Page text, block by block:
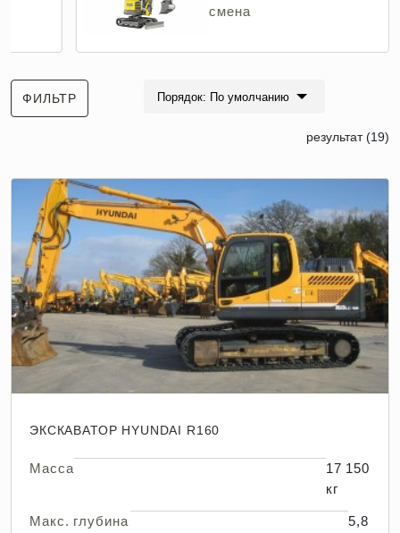
смена
ФИЛЬТР Порядок: По умолчанию
результат (19)
ЭКСКАВАТОР HYUNDAI R160
Масса
17 150
кг
Макс. глубина
5,8